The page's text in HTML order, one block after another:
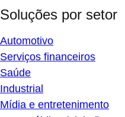
Soluções por setor
Automotivo
Serviços financeiros
Saúde
Industrial
Mídia e entretenimento